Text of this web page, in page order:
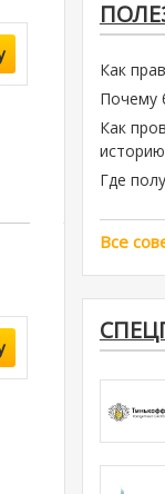
Как
Почему
Как
историю
Где
Все